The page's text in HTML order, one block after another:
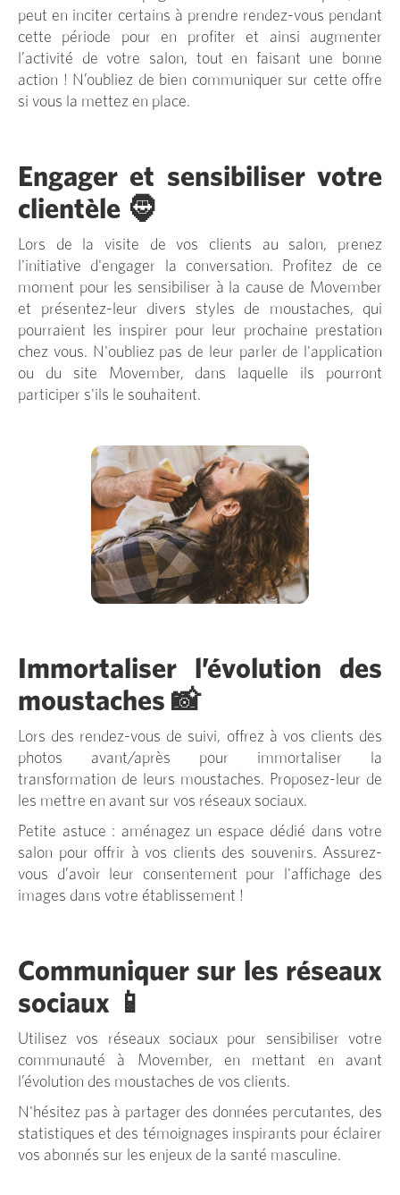
peut en inciter certains à prendre rendez-vous pendant
cette période pour en profiter et ainsi augmenter
l’activité de votre salon, tout en faisant une bonne
action ! N’oubliez de bien communiquer sur cette offre
si vous la mettez en place.
Engager et sensibiliser votre
clientèle 🧔
Lors de la visite de vos clients au salon, prenez
l'initiative d'engager la conversation. Profitez de ce
moment pour les sensibiliser à la cause de Movember
et présentez-leur divers styles de moustaches, qui
pourraient les inspirer pour leur prochaine prestation
chez vous. N'oubliez pas de leur parler de l'application
ou du site Movember, dans laquelle ils pourront
participer s'ils le souhaitent.
Immortaliser l’évolution des
moustaches 📸
Lors des rendez-vous de suivi, offrez à vos clients des
photos avant/après pour immortaliser la
transformation de leurs moustaches. Proposez-leur de
les mettre en avant sur vos réseaux sociaux.
Petite astuce : aménagez un espace dédié dans votre
salon pour offrir à vos clients des souvenirs. Assurez-
vous d’avoir leur consentement pour l'affichage des
images dans votre établissement !
Communiquer sur les réseaux
sociaux 📱
Utilisez vos réseaux sociaux pour sensibiliser votre
communauté à Movember, en mettant en avant
l’évolution des moustaches de vos clients.
N'hésitez pas à partager des données percutantes, des
statistiques et des témoignages inspirants pour éclairer
vos abonnés sur les enjeux de la santé masculine.